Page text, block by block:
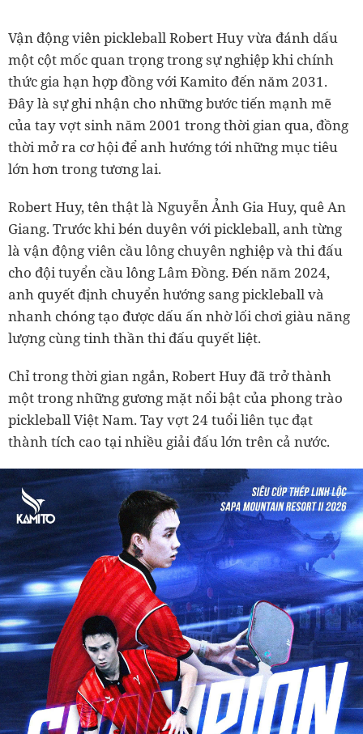
Vận động viên pickleball Robert Huy vừa đánh dấu
một cột mốc quan trọng trong sự nghiệp khi chính
thức gia hạn hợp đồng với Kamito đến năm 2031.
Đây là sự ghi nhận cho những bước tiến mạnh mẽ
của tay vợt sinh năm 2001 trong thời gian qua, đồng
thời mở ra cơ hội để anh hướng tới những mục tiêu
lớn hơn trong tương lai.
Robert Huy, tên thật là Nguyễn Ảnh Gia Huy, quê An
Giang. Trước khi bén duyên với pickleball, anh từng
là vận động viên cầu lông chuyên nghiệp và thi đấu
cho đội tuyển cầu lông Lâm Đồng. Đến năm 2024,
anh quyết định chuyển hướng sang pickleball và
nhanh chóng tạo được dấu ấn nhờ lối chơi giàu năng
lượng cùng tinh thần thi đấu quyết liệt.
Chỉ trong thời gian ngắn, Robert Huy đã trở thành
một trong những gương mặt nổi bật của phong trào
pickleball Việt Nam. Tay vợt 24 tuổi liên tục đạt
thành tích cao tại nhiều giải đấu lớn trên cả nước.